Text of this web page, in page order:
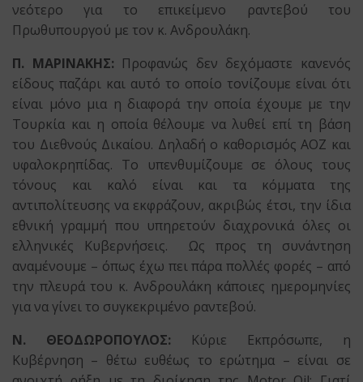
νεότερο για το επικείμενο ραντεβού του
Πρωθυπουργού με τον κ. Ανδρουλάκη.
Π. ΜΑΡΙΝΑΚΗΣ: Προφανώς δεν δεχόμαστε κανενός
είδους παζάρι και αυτό το οποίο τονίζουμε είναι ότι
είναι μόνο μια η διαφορά την οποία έχουμε με την
Τουρκία και η οποία θέλουμε να λυθεί επί τη βάση
του Διεθνούς Δικαίου. Δηλαδή ο καθορισμός ΑΟΖ και
υφαλοκρηπίδας. Το υπενθυμίζουμε σε όλους τους
τόνους και καλό είναι και τα κόμματα της
αντιπολίτευσης να εκφράζουν, ακριβώς έτσι, την ίδια
εθνική γραμμή που υπηρετούν διαχρονικά όλες οι
ελληνικές Κυβερνήσεις. Ως προς τη συνάντηση
αναμένουμε – όπως έχω πει πάρα πολλές φορές – από
την πλευρά του κ. Ανδρουλάκη κάποιες ημερομηνίες
για να γίνει το συγκεκριμένο ραντεβού.
Ν. ΘΕΟΔΩΡΟΠΟΥΛΟΣ: Κύριε Εκπρόσωπε, η
Κυβέρνηση – θέτω ευθέως το ερώτημα – είναι σε